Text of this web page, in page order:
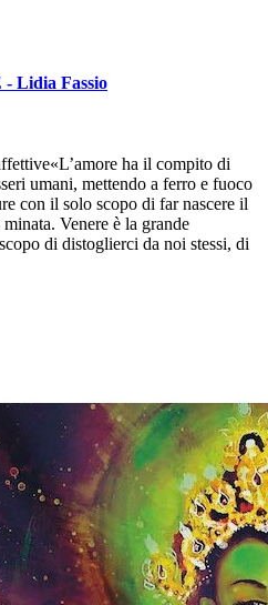
Lidia Fassio
ha il compito di
umani, mettendo a ferro e fuoco
con il solo scopo di far nascere il
Venere è la grande
di distoglierci da noi stessi, di